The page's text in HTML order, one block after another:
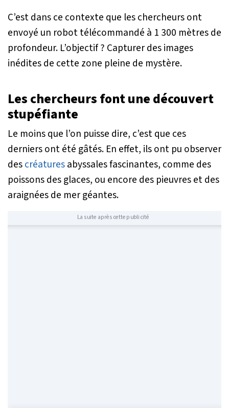
C’est dans ce contexte que les chercheurs ont
envoyé un robot télécommandé à 1 300 mètres de
profondeur. L’objectif ? Capturer des images
inédites de cette zone pleine de mystère.
Les chercheurs font une découvert
stupéfiante
Le moins que l’on puisse dire, c’est que ces
derniers ont été gâtés. En effet, ils ont pu observer
descréaturesabyssales fascinantes, comme des
poissons des glaces, ou encore des pieuvres et des
araignées de mer géantes.
La suite après cette publicité